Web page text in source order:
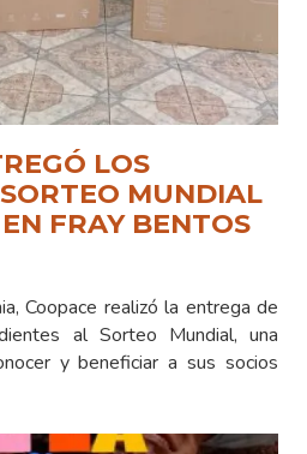
LOS
MUNDIAL
FRAY BENTOS
Coopace realizó la entrega de
al Sorteo Mundial, una
y beneficiar a sus socios